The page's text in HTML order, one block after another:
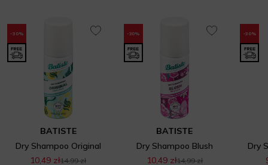
-30%
BATISTE
Dry Shampoo Original
10,49 zł14,99 zł
-30%
BATISTE
Dry Shampoo Blush
10,49 zł14,99 zł
-30%
Dry